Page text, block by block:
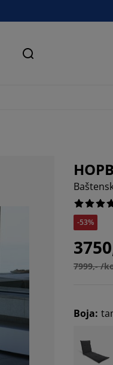
Pretraga
-53%
7999,- /
Boja:
66.66666666666666%